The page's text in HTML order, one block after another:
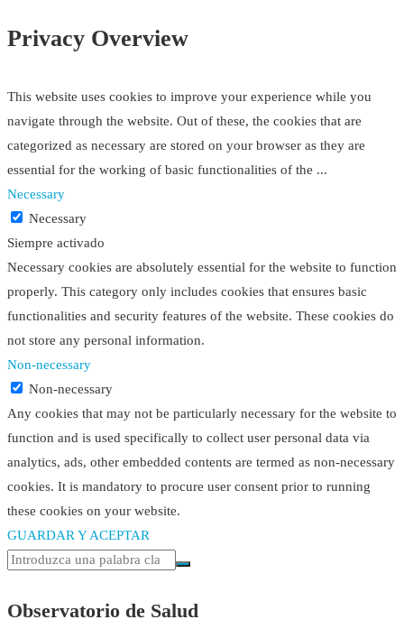
Privacy Overview
This website uses cookies to improve your experience while you
navigate through the website. Out of these, the cookies that are
categorized as necessary are stored on your browser as they are
essential for the working of basic functionalities of the ...
Necessary
Necessary
Siempre activado
Necessary cookies are absolutely essential for the website to function
properly. This category only includes cookies that ensures basic
functionalities and security features of the website. These cookies do
not store any personal information.
Non-necessary
Non-necessary
Any cookies that may not be particularly necessary for the website to
function and is used specifically to collect user personal data via
analytics, ads, other embedded contents are termed as non-necessary
cookies. It is mandatory to procure user consent prior to running
these cookies on your website.
GUARDAR Y ACEPTAR
Observatorio de Salud